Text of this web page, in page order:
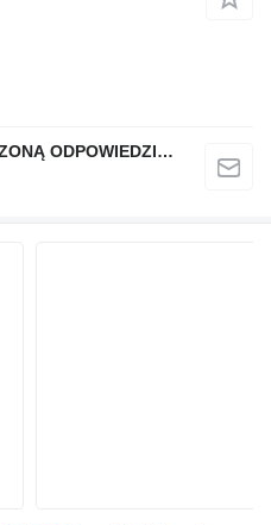
QINDITO SPÓŁKA Z OGRANICZONĄ ODPOWIEDZIALNOŚCIĄ